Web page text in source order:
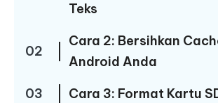
Teks
02
Cara 2: Bersihkan
Android Anda
03
Cara 3: Format Kartu